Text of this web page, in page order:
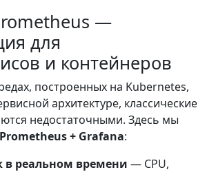
—
для
и контейнеров
построенных на Kubernetes,
архитектуре, классические
недостаточными. Здесь мы
Prometheus + Grafana:
в реальном времени — CPU,